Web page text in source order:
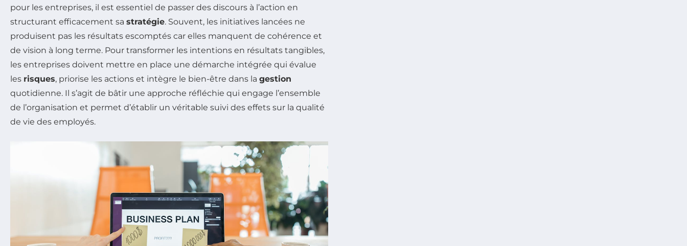
pour les entreprises, il est essentiel de passer des discours à l’action en
structurant efficacement sa stratégie. Souvent, les initiatives lancées ne
produisent pas les résultats escomptés car elles manquent de cohérence et
de vision à long terme. Pour transformer les intentions en résultats tangibles,
les entreprises doivent mettre en place une démarche intégrée qui évalue
les risques, priorise les actions et intègre le bien-être dans la gestion
quotidienne. Il s’agit de bâtir une approche réfléchie qui engage l’ensemble
de l’organisation et permet d’établir un véritable suivi des effets sur la qualité
de vie des employés.